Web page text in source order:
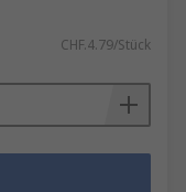
CHF.4.79/Stück